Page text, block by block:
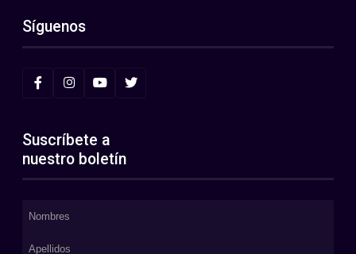
Síguenos
Suscríbete a
nuestro boletín